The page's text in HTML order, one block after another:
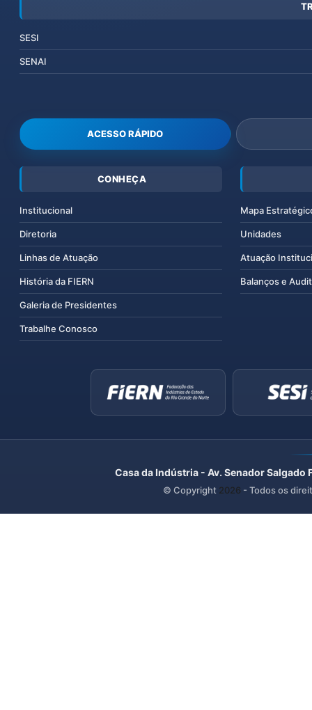
SESI
SENAI
ACESSO RÁPIDO
CONHEÇA
Institucional
Diretoria
Linhas de Atuação
História da FIERN
Galeria de Presidentes
Trabalhe Conosco
Mapa
Unidades
Atuação
Balanços e
Casa da Indústria - Av. Senador
© Copyright 2026 - Todos os